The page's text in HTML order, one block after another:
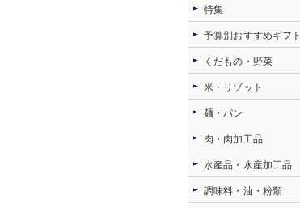
特集
予算別おすすめギフト
くだもの・野菜
米・リゾット
麺・パン
肉・肉加工品
水産品・水産加工品
調味料・油・粉類